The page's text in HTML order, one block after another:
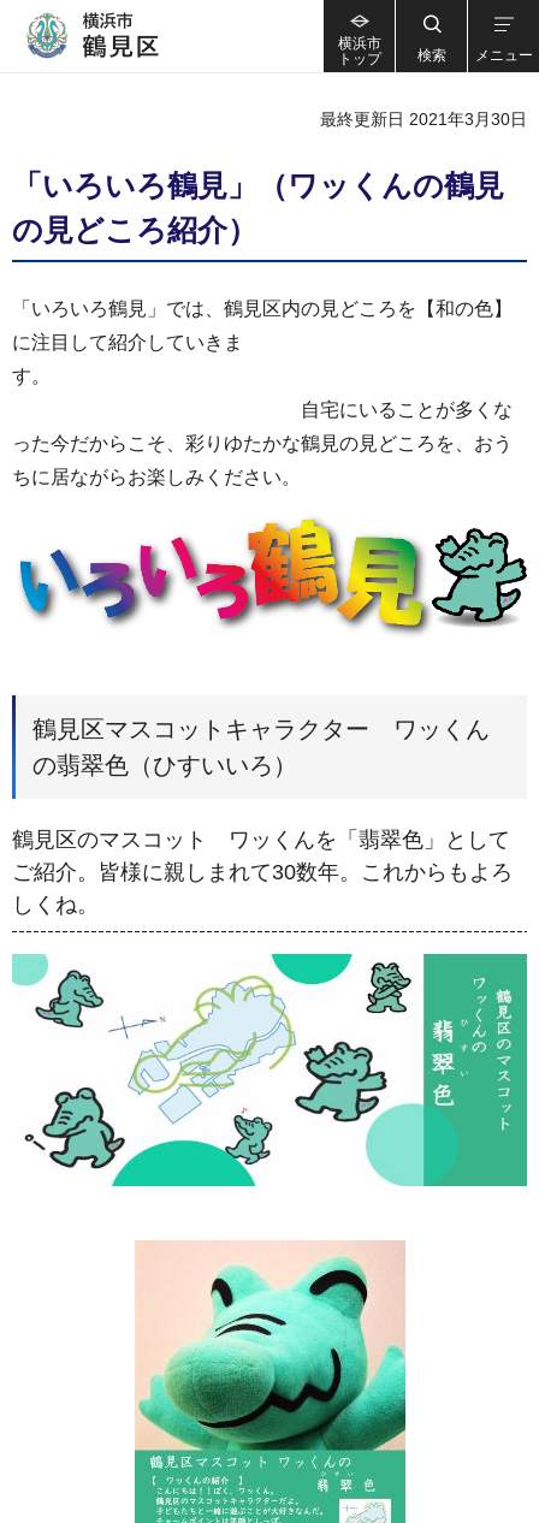
横浜市
トップ
検索 メニュー
最終更新日 2021年3月30日
「いろいろ鶴見」（ワッくんの鶴見
の見どころ紹介）
「いろいろ鶴見」では、鶴見区内の見どころを【和の色】
に注目して紹介していきま
す。
自宅にいることが多くな
った今だからこそ、彩りゆたかな鶴見の見どころを、おう
ちに居ながらお楽しみください。
鶴見区マスコットキャラクター ワッくん
の翡翠色（ひすいいろ）
鶴見区のマスコット ワッくんを「翡翠色」として
ご紹介。皆様に親しまれて30数年。これからもよろ
しくね。